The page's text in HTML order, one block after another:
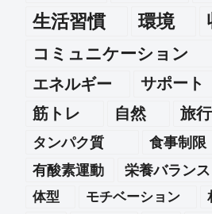
生活習慣
環境
コミュニケーション
エネルギー
サポート
筋トレ
自然 旅行
タンパク質 食事制限
有酸素運動
栄養バランス
体型
モチベーション